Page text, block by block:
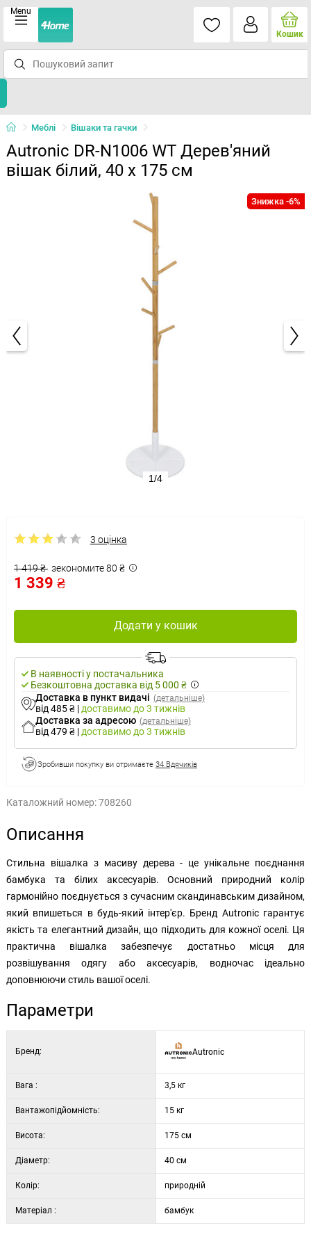
Menu
Кошик
Меблі Вішаки та гачки
Autronic DR-N1006 WT Дерев'яний
вішак білий, 40 x 175 см
Знижка -6%
1/4
3 оцінка
1 419 ₴ зекономите 80 ₴
1 339 ₴
Додати у кошик
В наявності у постачальника
Безкоштовна доставка від 5 000 ₴
Доставка в пункт видачі (детальніше)
від 485 ₴ | доставимо до 3 тижнів
Доставка за адресою (детальніше)
від 479 ₴ | доставимо до 3 тижнів
Зробивши покупку ви отримаєте 34 Вдячиків
Каталожний номер:708260
Описання
Стильна вішалка з масиву дерева - це унікальне поєднання
бамбука та білих аксесуарів. Основний природний колір
гармонійно поєднується з сучасним скандинавським дизайном,
який впишеться в будь-який інтер'єр. Бренд Autronic гарантує
якість та елегантний дизайн, що підходить для кожної оселі. Ця
практична вішалка забезпечує достатньо місця для
розвішування одягу або аксесуарів, водночас ідеально
доповнюючи стиль вашої оселі.
Параметри
Бренд: Autronic
Вага : 3,5 кг
Вантажопідйомність: 15 кг
Висота: 175 см
Діаметр: 40 см
Колір: природній
Матеріал : бамбук